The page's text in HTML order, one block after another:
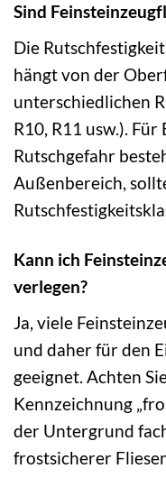
Sind
Die
hängt von der
unterschiedlichen
R10, R11 usw.).
Rutschgefahr
Außenbereich,
Kann ich
verlegen?
Ja, viele
und daher für den
geeignet. Achten
Kennzeichnung
der Untergrund
frostsicherer